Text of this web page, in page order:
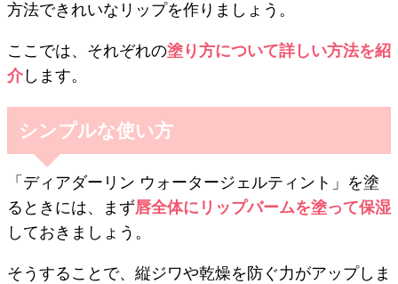
方法できれいなリップを作りましょう。
ここでは、それぞれの塗り方について詳しい方法を紹
介します。
シンプルな使い方
「ディアダーリン ウォータージェルティント」を塗
るときには、まず唇全体にリップバームを塗って保湿
しておきましょう。
そうすることで、縦ジワや乾燥を防ぐ力がアップしま